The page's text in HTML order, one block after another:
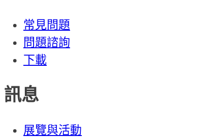
常見問題
問題諮詢
下載
訊息
展覽與活動